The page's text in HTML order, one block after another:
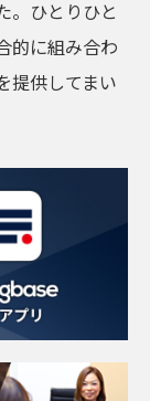
。ひとりひと
的に組み合わ
提供してまい